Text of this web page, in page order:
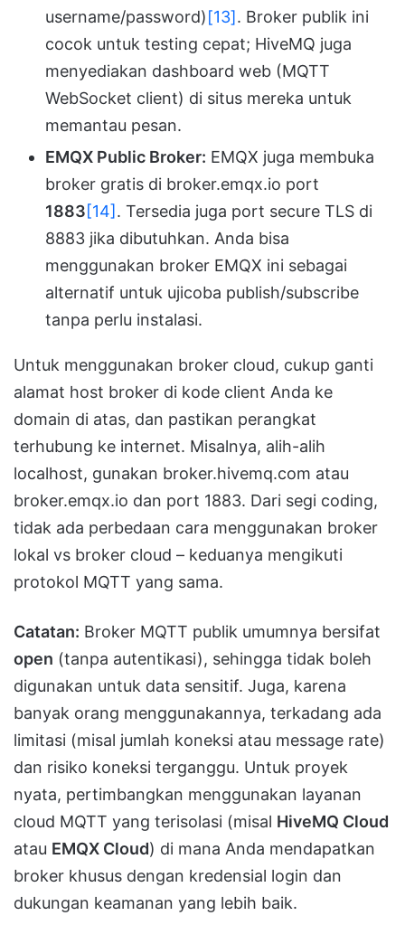
username/password)[13]. Broker publik ini
cocok untuk testing cepat; HiveMQ juga
menyediakan dashboard web (MQTT
WebSocket client) di situs mereka untuk
memantau pesan.
EMQX Public Broker: EMQX juga membuka
broker gratis di broker.emqx.io port
1883[14]. Tersedia juga port secure TLS di
8883 jika dibutuhkan. Anda bisa
menggunakan broker EMQX ini sebagai
alternatif untuk ujicoba publish/subscribe
tanpa perlu instalasi.
Untuk menggunakan broker cloud, cukup ganti
alamat host broker di kode client Anda ke
domain di atas, dan pastikan perangkat
terhubung ke internet. Misalnya, alih-alih
localhost, gunakan broker.hivemq.com atau
broker.emqx.io dan port 1883. Dari segi coding,
tidak ada perbedaan cara menggunakan broker
lokal vs broker cloud – keduanya mengikuti
protokol MQTT yang sama.
Catatan: Broker MQTT publik umumnya bersifat
open (tanpa autentikasi), sehingga tidak boleh
digunakan untuk data sensitif. Juga, karena
banyak orang menggunakannya, terkadang ada
limitasi (misal jumlah koneksi atau message rate)
dan risiko koneksi terganggu. Untuk proyek
nyata, pertimbangkan menggunakan layanan
cloud MQTT yang terisolasi (misal HiveMQ Cloud
atau EMQX Cloud) di mana Anda mendapatkan
broker khusus dengan kredensial login dan
dukungan keamanan yang lebih baik.